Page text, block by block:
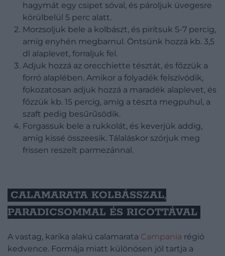
hagymát egy csipet sóval, és pároljuk üvegesre
körülbelül 5 perc alatt.
Morzsoljuk bele a kolbászt, és pirítsuk 5-7 percig,
amíg enyhén megbarnul. Öntsünk hozzá kb. 3,5
dl alaplevet, forraljuk fel.
Adjuk hozzá az orecchiette tésztát, és főzzük a
forró alaplében. Amikor a folyadék felszívódik,
fokozatosan adjuk hozzá a maradék alaplevet, és
főzzük kb. 15 percig, amíg a tészta megpuhul, a
szaft pedig besűrűsödik.
Forgassuk bele a rukkolát, és keverjük addig,
amíg kissé összeesik. Tálaláskor szórjuk meg
frissen reszelt parmezánnal.
CALAMARATA KOLBÁSSZAL,
PARADICSOMMAL ÉS RICOTTÁVAL
A vastag, karika alakú calamarata Campania régió
kedvence. Formája miatt különösen jól tartja a